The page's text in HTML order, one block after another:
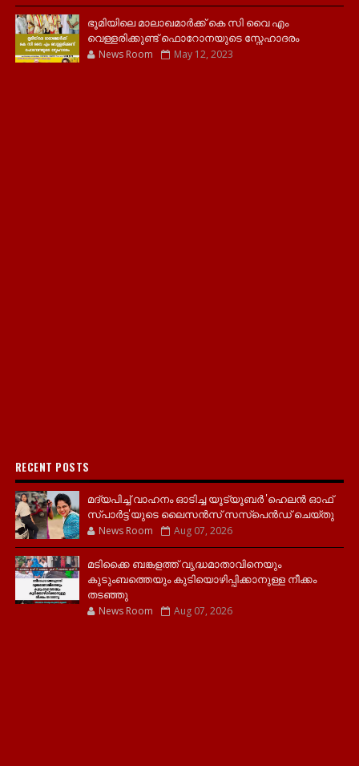
ഭൂമിയിലെ മാലാഖമാർക്ക് കെ സി വൈ എം
വെള്ളരിക്കുണ്ട് ഫൊറോനയുടെ സ്നേഹാദരം
News Room May 12, 2023
RECENT POSTS
മദ്യപിച്ച് വാഹനം ഓടിച്ച യൂട്യൂബർ 'ഹെലൻ ഓഫ്
സ്പാർട്ട'യുടെ ലൈസൻസ് സസ്പെൻഡ് ചെയ്തു
News Room Aug 07, 2026
മടിക്കൈ ബങ്കളത്ത് വൃദ്ധമാതാവിനെയും
കുടുംബത്തെയും കുടിയൊഴിപ്പിക്കാനുള്ള നീക്കം
തടഞ്ഞു
News Room Aug 07, 2026